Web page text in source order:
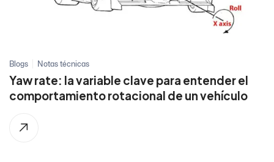
Blogs Notas técnicas
Yaw rate: la variable clave para entender el
comportamiento rotacional de un vehículo